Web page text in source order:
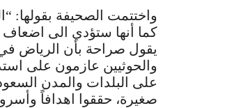
واختتمت الصحيفة
كما أنها ستؤدي الى
يقول صراحة بأن الرياض في
والحوثيين عازمون على
على البلدات والمدن
صغيرة، حققوا اهدافاً